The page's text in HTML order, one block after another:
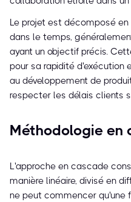
Le projet est décomposé
dans le temps,
ayant un objectif précis.
pour sa rapidité
au développement de
respecter les délais clients
Méthodologie en
L'approche en cascade
manière linéaire, divisé en
ne peut commencer qu'une